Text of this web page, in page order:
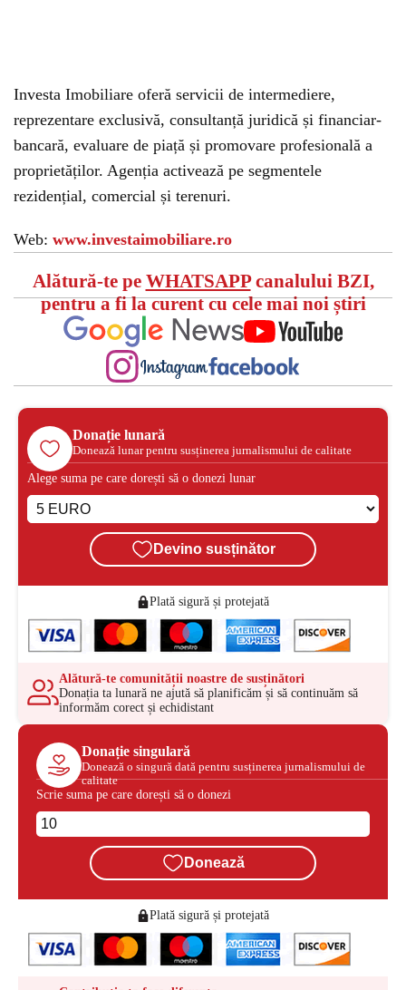
Investa Imobiliare oferă servicii de intermediere,
reprezentare exclusivă, consultanță juridică și financiar-
bancară, evaluare de piață și promovare profesională a
proprietăților. Agenția activează pe segmentele
rezidențial, comercial și terenuri.
Web: www.investaimobiliare.ro
Alătură-te pe WHATSAPPcanalului BZI,
pentru a fi la curent cu cele mai noi știri
Donație lunară
Donează lunar pentru susținerea jurnalismului de calitate
Alege suma pe care dorești să o donezi lunar
Devino susținător
Plată sigură și protejată
Alătură-te comunității noastre de susținători
Donația ta lunară ne ajută să planificăm și să continuăm să
informăm corect și echidistant
Donație singulară
Donează o singură dată pentru susținerea jurnalismului de
calitate
Scrie suma pe care dorești să o donezi
Donează
Plată sigură și protejată